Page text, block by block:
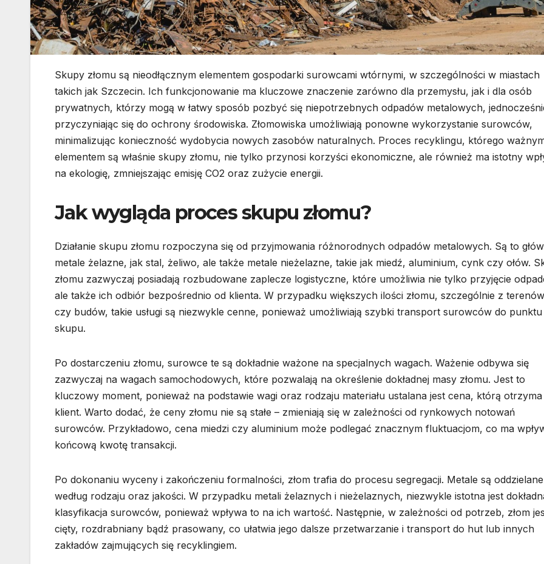
Skupy złomu są nieodłącznym elementem gospodarki surowcami wtórnymi, w szczególności w miastach
takich jak Szczecin. Ich funkcjonowanie ma kluczowe znaczenie zarówno dla przemysłu, jak i dla osób
prywatnych, którzy mogą w łatwy sposób pozbyć się niepotrzebnych odpadów metalowych,
przyczyniając się do ochrony środowiska. Złomowiska umożliwiają ponowne wykorzystanie surowców,
minimalizując konieczność wydobycia nowych zasobów naturalnych. Proces recyklingu, którego
elementem są właśnie skupy złomu, nie tylko przynosi korzyści ekonomiczne, ale również ma istotny
na ekologię, zmniejszając emisję CO2 oraz zużycie energii.
Jak wygląda proces skupu złomu?
Działanie skupu złomu rozpoczyna się od przyjmowania różnorodnych odpadów metalowych. Są to
metale żelazne, jak stal, żeliwo, ale także metale nieżelazne, takie jak miedź, aluminium, cynk czy ołów.
złomu zazwyczaj posiadają rozbudowane zaplecze logistyczne, które umożliwia nie tylko przyjęcie
ale także ich odbiór bezpośrednio od klienta. W przypadku większych ilości złomu, szczególnie z
czy budów, takie usługi są niezwykle cenne, ponieważ umożliwiają szybki transport surowców do punktu
skupu.
Po dostarczeniu złomu, surowce te są dokładnie ważone na specjalnych wagach. Ważenie odbywa się
zazwyczaj na wagach samochodowych, które pozwalają na określenie dokładnej masy złomu. Jest to
kluczowy moment, ponieważ na podstawie wagi oraz rodzaju materiału ustalana jest cena, którą otrzyma
klient. Warto dodać, że ceny złomu nie są stałe – zmieniają się w zależności od rynkowych notowań
surowców. Przykładowo, cena miedzi czy aluminium może podlegać znacznym fluktuacjom, co ma
końcową kwotę transakcji.
Po dokonaniu wyceny i zakończeniu formalności, złom trafia do procesu segregacji. Metale są oddzielane
według rodzaju oraz jakości. W przypadku metali żelaznych i nieżelaznych, niezwykle istotna jest
klasyfikacja surowców, ponieważ wpływa to na ich wartość. Następnie, w zależności od potrzeb, złom
cięty, rozdrabniany bądź prasowany, co ułatwia jego dalsze przetwarzanie i transport do hut lub innych
zakładów zajmujących się recyklingiem.